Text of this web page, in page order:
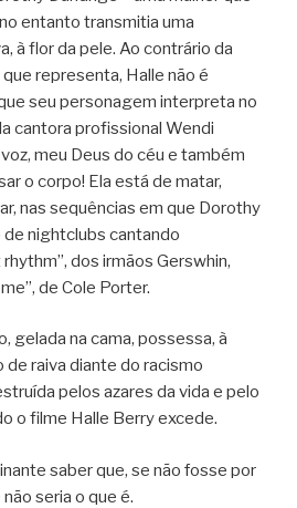
entanto transmitia uma
à flor da pele. Ao contrário da
representa, Halle não é
seu personagem interpreta no
cantora profissional Wendi
meu Deus do céu e também
o corpo! Ela está de matar,
nas sequências em que Dorothy
nightclubs cantando
dos irmãos Gerswhin,
de Cole Porter.
gelada na cama, possessa, à
de raiva diante do racismo
pelos azares da vida e pelo
o filme Halle Berry excede.
saber que, se não fosse por
seria o que é.